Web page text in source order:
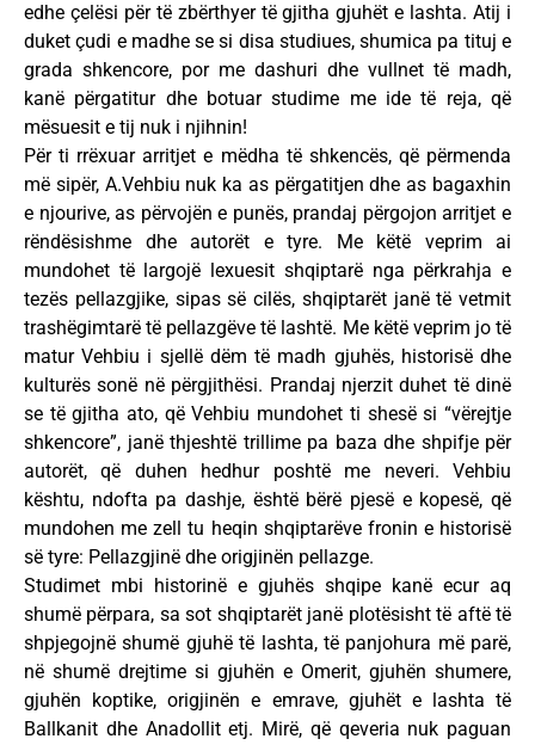
edhe çelësi për të zbërthyer të gjitha gjuhët e lashta. Atij i
duket çudi e madhe se si disa studiues, shumica pa tituj e
grada shkencore, por me dashuri dhe vullnet të madh,
kanë përgatitur dhe botuar studime me ide të reja, që
mësuesit e tij nuk i njihnin!
Për ti rrëxuar arritjet e mëdha të shkencës, që përmenda
më sipër, A.Vehbiu nuk ka as përgatitjen dhe as bagaxhin
e njourive, as përvojën e punës, prandaj përgojon arritjet e
rëndësishme dhe autorët e tyre. Me këtë veprim ai
mundohet të largojë lexuesit shqiptarë nga përkrahja e
tezës pellazgjike, sipas së cilës, shqiptarët janë të vetmit
trashëgimtarë të pellazgëve të lashtë. Me këtë veprim jo të
matur Vehbiu i sjellë dëm të madh gjuhës, historisë dhe
kulturës sonë në përgjithësi. Prandaj njerzit duhet të dinë
se të gjitha ato, që Vehbiu mundohet ti shesë si “vërejtje
shkencore”, janë thjeshtë trillime pa baza dhe shpifje për
autorët, që duhen hedhur poshtë me neveri. Vehbiu
kështu, ndofta pa dashje, është bërë pjesë e kopesë, që
mundohen me zell tu heqin shqiptarëve fronin e historisë
së tyre: Pellazgjinë dhe origjinën pellazge.
Studimet mbi historinë e gjuhës shqipe kanë ecur aq
shumë përpara, sa sot shqiptarët janë plotësisht të aftë të
shpjegojnë shumë gjuhë të lashta, të panjohura më parë,
në shumë drejtime si gjuhën e Omerit, gjuhën shumere,
gjuhën koptike, origjinën e emrave, gjuhët e lashta të
Ballkanit dhe Anadollit etj. Mirë, që qeveria nuk paguan